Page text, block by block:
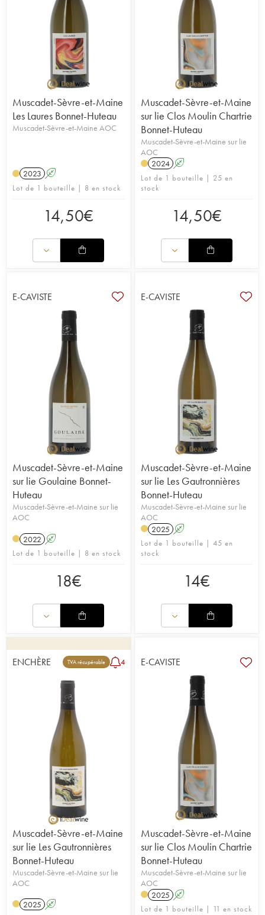
Muscadet-Sèvre-et-Maine
Les Laures Bonnet-Huteau
Muscadet-Sèvre-et-Maine AOC
2023 A
Lot de 1 bouteille | 8 en stock
14,50€
Muscadet-Sèvre-et-Maine
sur lie Clos Moulin Chartrie
Bonnet-Huteau
Muscadet-Sèvre-et-Maine sur lie
AOC
2024 A
Lot de 1 bouteille | 25 en
stock
14,50€
E-CAVISTE
Muscadet-Sèvre-et-Maine
sur lie Goulaine Bonnet-
Huteau
Muscadet-Sèvre-et-Maine sur lie
AOC
2022 A
Lot de 1 bouteille | 8 en stock
18€
E-CAVISTE
Muscadet-Sèvre-et-Maine
sur lie Les Gautronnières
Bonnet-Huteau
Muscadet-Sèvre-et-Maine sur lie
AOC
2025 A
Lot de 1 bouteille | 45 en
stock
14€
ENCHÈRE TVA récupérable 4
Muscadet-Sèvre-et-Maine
sur lie Les Gautronnières
Bonnet-Huteau
Muscadet-Sèvre-et-Maine sur lie
AOC
2025 A
E-CAVISTE
Muscadet-Sèvre-et-Maine
sur lie Clos Moulin Chartrie
Bonnet-Huteau
Muscadet-Sèvre-et-Maine sur lie
AOC
2025 A
Lot de 1 bouteille | 11 en stock